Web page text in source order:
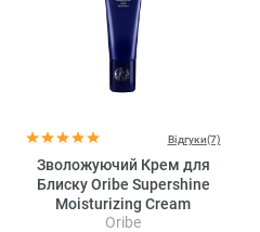
Відгуки(7)
Зволожуючий Крем для
Блиску Oribe Supershine
Moisturizing Cream
Oribe